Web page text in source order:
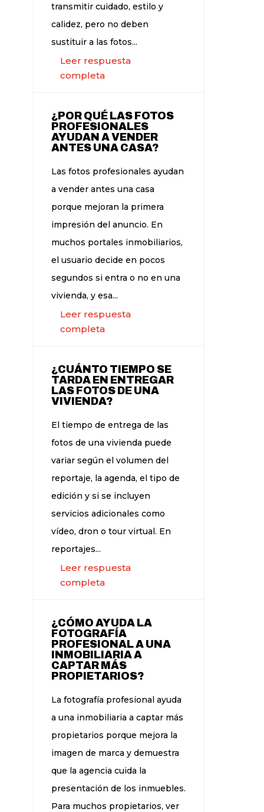
transmitir cuidado, estilo y
calidez, pero no deben
sustituir a las fotos...
Leer respuesta
completa
¿POR QUÉ LAS FOTOS
PROFESIONALES
AYUDAN A VENDER
ANTES UNA CASA?
Las fotos profesionales ayudan
a vender antes una casa
porque mejoran la primera
impresión del anuncio. En
muchos portales inmobiliarios,
el usuario decide en pocos
segundos si entra o no en una
vivienda, y esa...
Leer respuesta
completa
¿CUÁNTO TIEMPO SE
TARDA EN ENTREGAR
LAS FOTOS DE UNA
VIVIENDA?
El tiempo de entrega de las
fotos de una vivienda puede
variar según el volumen del
reportaje, la agenda, el tipo de
edición y si se incluyen
servicios adicionales como
vídeo, dron o tour virtual. En
reportajes...
Leer respuesta
completa
¿CÓMO AYUDA LA
FOTOGRAFÍA
PROFESIONAL A UNA
INMOBILIARIA A
CAPTAR MÁS
PROPIETARIOS?
La fotografía profesional ayuda
a una inmobiliaria a captar más
propietarios porque mejora la
imagen de marca y demuestra
que la agencia cuida la
presentación de los inmuebles.
Para muchos propietarios, ver